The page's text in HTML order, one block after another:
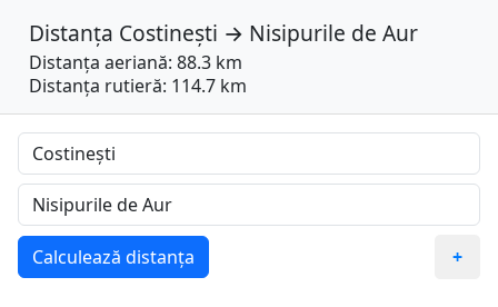
Distanța Costinești → Nisipurile de Aur
Distanța aeriană: 88.3 km
Distanța rutieră: 114.7 km
Calculează distanța +